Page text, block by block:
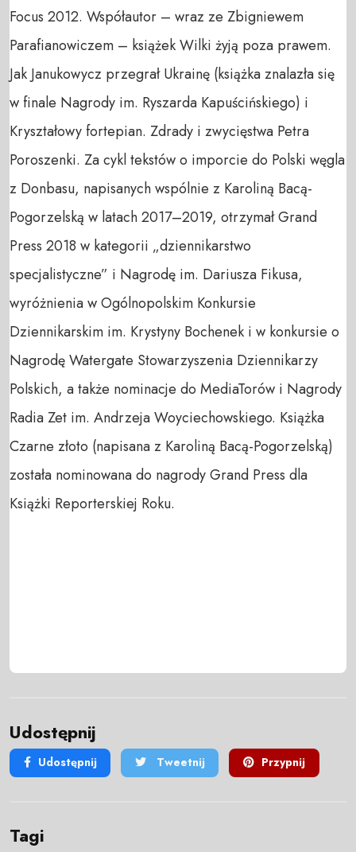
Focus 2012. Współautor – wraz ze Zbigniewem
Parafianowiczem – książek Wilki żyją poza prawem.
Jak Janukowycz przegrał Ukrainę (książka znalazła się
w finale Nagrody im. Ryszarda Kapuścińskiego) i
Kryształowy fortepian. Zdrady i zwycięstwa Petra
Poroszenki. Za cykl tekstów o imporcie do Polski węgla
z Donbasu, napisanych wspólnie z Karoliną Bacą-
Pogorzelską w latach 2017–2019, otrzymał Grand
Press 2018 w kategorii „dziennikarstwo
specjalistyczne” i Nagrodę im. Dariusza Fikusa,
wyróżnienia w Ogólnopolskim Konkursie
Dziennikarskim im. Krystyny Bochenek i w konkursie o
Nagrodę Watergate Stowarzyszenia Dziennikarzy
Polskich, a także nominacje do MediaTorów i Nagrody
Radia Zet im. Andrzeja Woyciechowskiego. Książka
Czarne złoto (napisana z Karoliną Bacą-Pogorzelską)
została nominowana do nagrody Grand Press dla
Książki Reporterskiej Roku.
Udostępnij
Udostępnij Tweetnij Przypnij
Tagi